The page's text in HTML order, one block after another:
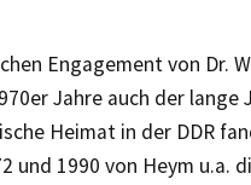
Engagement von Dr.
Jahre auch der
Heimat in der DDR
und 1990 von Heym u.a.